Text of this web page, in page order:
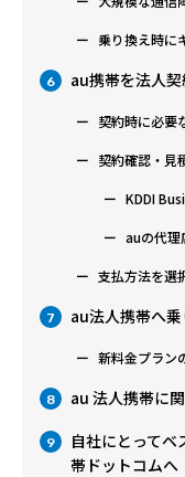
乗り換え時に
6 au携帯を法人
契約時に必要
契約確認・見
KDDI
auの代理
支払方法を選
7 au法人携帯へ
新料金プラン
8 au 法人携帯に
9
自社にとって
帯ドットコムへ